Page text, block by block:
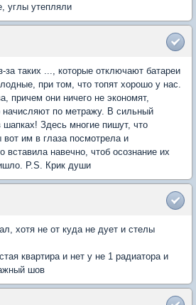
углы утепляли
таких ..., которые отключают батареи
при том, что топят хорошо у нас.
причем они ничего не экономят,
начисляют по метражу. В сильный
Здесь многие пишут, что
им в глаза посмотрела и
вставила навечно, чтоб осознание их
P.S. Крик души
хотя не от куда не дует и стелы
квартира и нет у не 1 радиатора и
шов